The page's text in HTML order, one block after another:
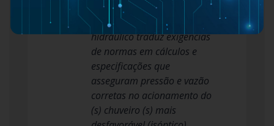
eficácia e segurança
Transição: O projeto
hidráulico traduz exigências
de normas em cálculos e
especificações que
asseguram pressão e vazão
corretas no acionamento do
(s) chuveiro (s) mais